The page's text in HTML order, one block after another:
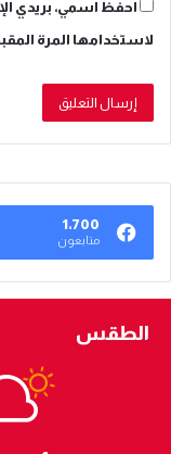
احفظ اسمي، بريدي
لاستخدامها المرة
1٬700
متابعون
الطقس